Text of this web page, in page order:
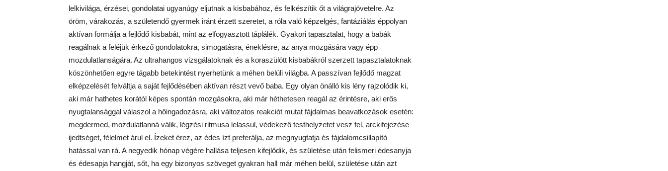
lelkivilága, érzései, gondolatai ugyanúgy eljutnak a kisbabához, és felkészítik őt a világrajövetelre. Az
öröm, várakozás, a születendő gyermek iránt érzett szeretet, a róla való képzelgés, fantáziálás éppolyan
aktívan formálja a fejlődő kisbabát, mint az elfogyasztott táplálék. Gyakori tapasztalat, hogy a babák
reagálnak a feléjük érkező gondolatokra, simogatásra, éneklésre, az anya mozgására vagy épp
mozdulatlanságára. Az ultrahangos vizsgálatoknak és a koraszülött kisbabákról szerzett tapasztalatoknak
köszönhetően egyre tágabb betekintést nyerhetünk a méhen belüli világba. A passzívan fejlődő magzat
elképzelését felváltja a saját fejlődésében aktívan részt vevő baba. Egy olyan önálló kis lény rajzolódik ki,
aki már hathetes korától képes spontán mozgásokra, aki már héthetesen reagál az érintésre, aki erős
nyugtalansággal válaszol a hőingadozásra, aki változatos reakciót mutat fájdalmas beavatkozások esetén:
megdermed, mozdulatlanná válik, légzési ritmusa lelassul, védekező testhelyzetet vesz fel, arckifejezése
ijedtséget, félelmet árul el. Ízeket érez, az édes ízt preferálja, az megnyugtatja és fájdalomcsillapító
hatással van rá. A negyedik hónap végére hallása teljesen kifejlődik, és születése után felismeri édesanyja
és édesapja hangját, sőt, ha egy bizonyos szöveget gyakran hall már méhen belül, születése után azt